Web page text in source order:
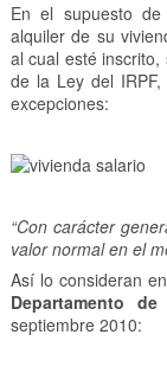
En el supuesto
alquiler de su
al cual esté
de la Ley del
excepciones:
“Con carácter
valor normal en el
Así lo consideran
Departamento
septiembre 2010: